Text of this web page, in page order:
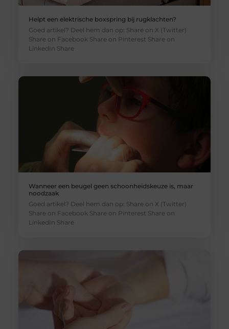
Helpt een elektrische boxspring bij rugklachten?
Goed artikel? Deel hem dan op: Share on X (Twitter)
Share on Facebook Share on Pinterest Share on
LinkedIn Share
Wanneer een beugel geen schoonheidskeuze is, maar
noodzaak
Goed artikel? Deel hem dan op: Share on X (Twitter)
Share on Facebook Share on Pinterest Share on
LinkedIn Share